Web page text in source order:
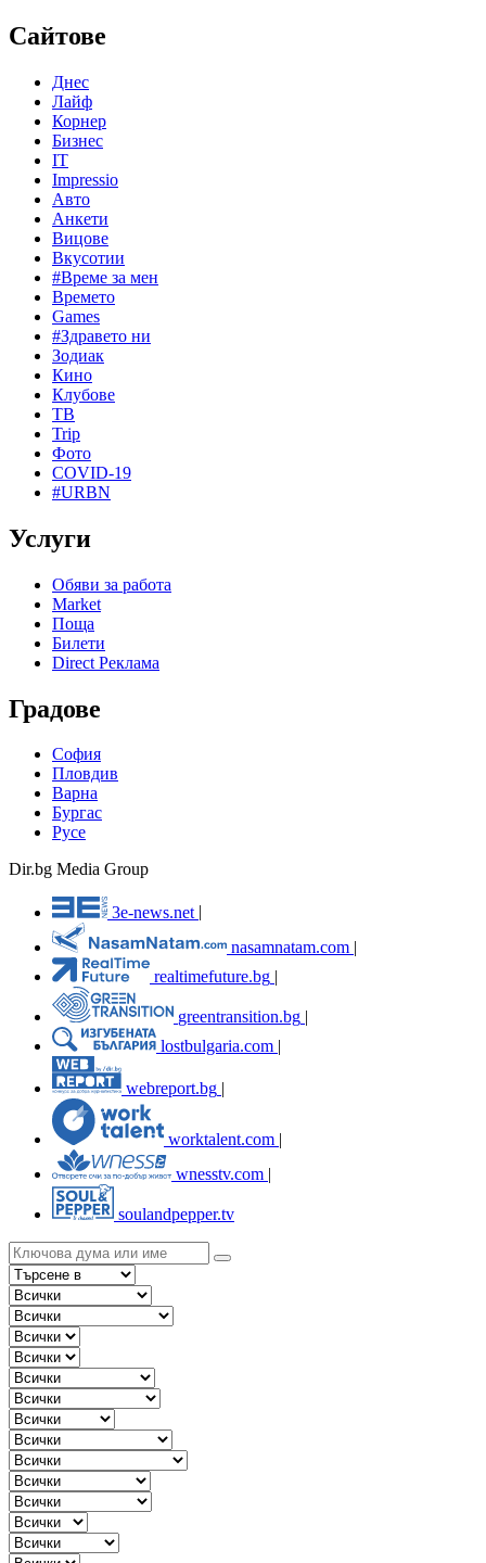
Сайтове
Днес
Лайф
Корнер
Бизнес
IT
Impressio
Авто
Анкети
Вицове
Вкусотии
#Време за мен
Времето
Games
#Здравето ни
Зодиак
Кино
Клубове
ТВ
Trip
Фото
COVID-19
#URBN
Услуги
Обяви за работа
Market
Поща
Билети
Direct Реклама
Градове
София
Пловдив
Варна
Бургас
Русе
Dir.bg Media Group
3e-news.net
nasamnatam.com |
realtimefuture.bg |
greentransition.bg |
lostbulgaria.com |
webreport.bg
worktalent.com |
wnesstv.com |
soulandpepper.tv